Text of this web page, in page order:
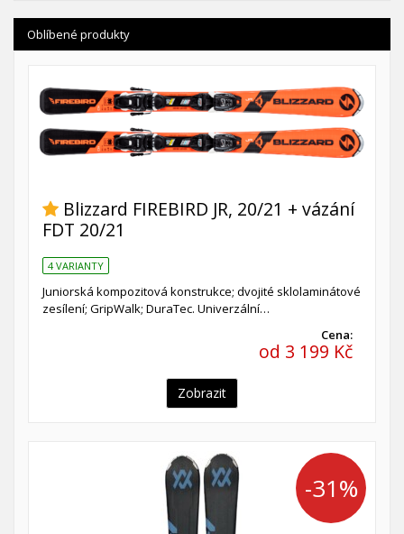
Oblíbené produkty
Blizzard FIREBIRD JR, 20/21 + vázání
FDT 20/21
4 VARIANTY
Juniorská kompozitová konstrukce; dvojité sklolaminátové
zesílení; GripWalk; DuraTec. Univerzální…
Cena:
od 3 199 Kč
Zobrazit
-31%